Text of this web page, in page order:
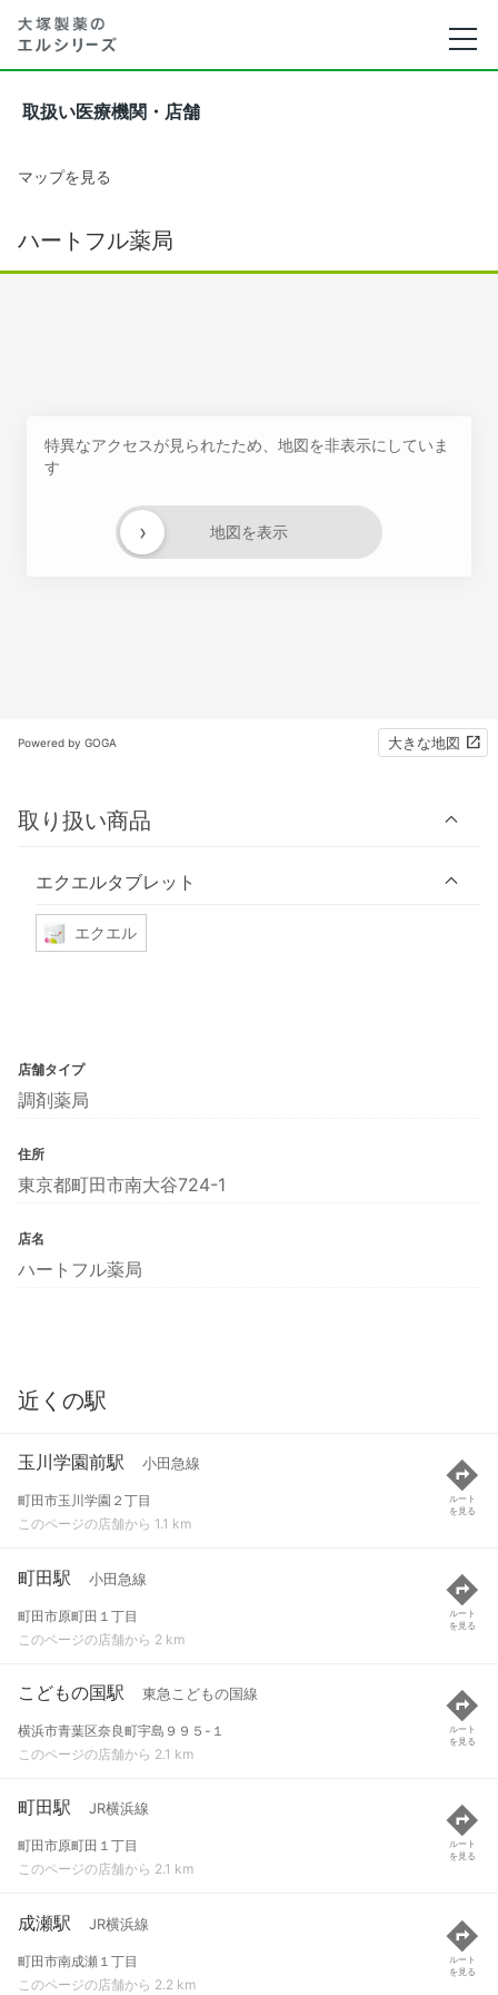
取扱い医療機関・店舗
マップを見る
ハートフル薬局
特異なアクセスが見られたため、地図を非表示にしていま
す
地図を表示
›
Powered by GOGA 大きな地図
取り扱い商品
エクエルタブレット
エクエル
店舗タイプ
調剤薬局
住所
東京都町田市南大谷724-1
店名
ハートフル薬局
近くの駅
玉川学園前駅 小田急線
町田市玉川学園２丁目
このページの店舗から 1.1 km
ルート
を見る
町田駅 小田急線
町田市原町田１丁目
このページの店舗から 2 km
ルート
を見る
こどもの国駅 東急こどもの国線
横浜市青葉区奈良町宇島９９５-１
このページの店舗から 2.1 km
ルート
を見る
町田駅 JR横浜線
町田市原町田１丁目
このページの店舗から 2.1 km
ルート
を見る
成瀬駅 JR横浜線
町田市南成瀬１丁目
このページの店舗から 2.2 km
ルート
を見る